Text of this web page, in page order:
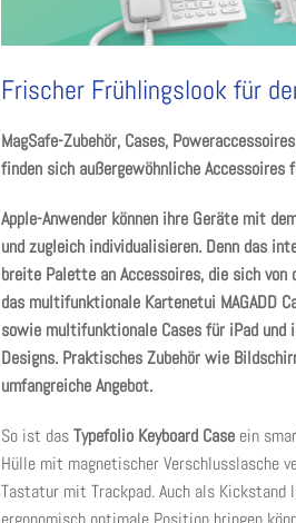
Frischer Frühlingslook für
MagSafe-Zubehör, Cases,
finden sich außergewöhnliche Accessoires
Apple-Anwender können ihre Geräte mit
und zugleich individualisieren. Denn das
breite Palette an Accessoires, die sich von
das multifunktionale Kartenetui MAGADD
sowie multifunktionale Cases für iPad und
Designs. Praktisches Zubehör wie
umfangreiche Angebot.
So ist dasTypefolio Keyboard Case ein
Hülle mit magnetischer Verschlusslasche
Tastatur mit Trackpad. Auch als